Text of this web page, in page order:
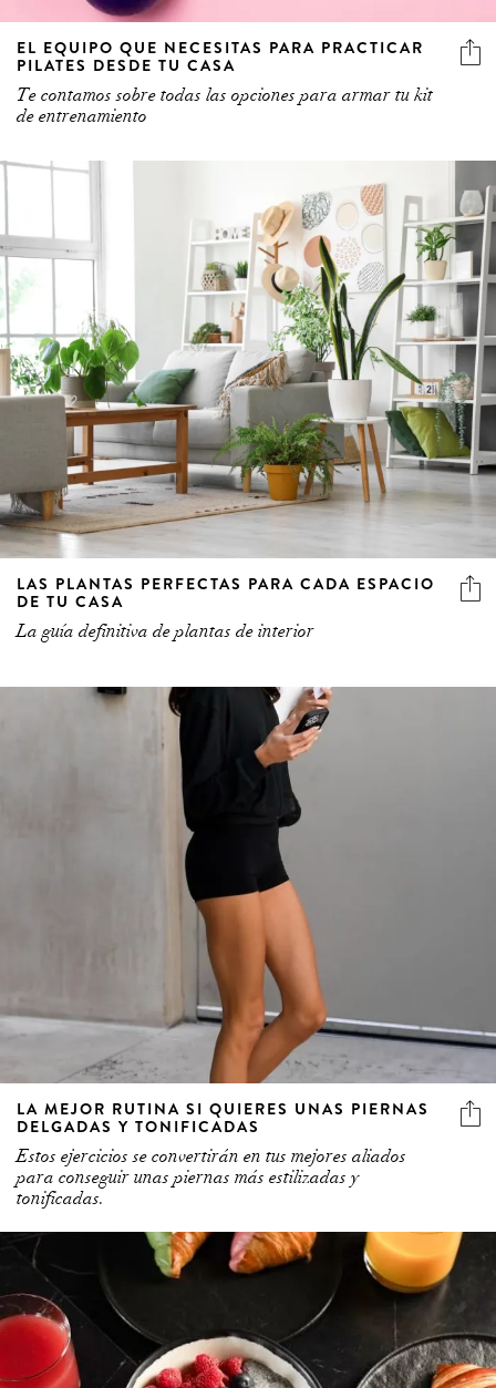
EL EQUIPO QUE NECESITAS PARA PRACTICAR
PILATES DESDE TU CASA
Te contamos sobre todas las opciones para armar tu kit
de entrenamiento
LAS PLANTAS PERFECTAS PARA CADA ESPACIO
DE TU CASA
La guía definitiva de plantas de interior
LA MEJOR RUTINA SI QUIERES UNAS PIERNAS
DELGADAS Y TONIFICADAS
Estos ejercicios se convertirán en tus mejores aliados
para conseguir unas piernas más estilizadas y
tonificadas.